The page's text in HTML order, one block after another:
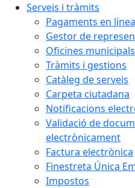
Serveis i tràmits
Pagaments en línea
Gestor de
Oficines municipals
Tràmits i gestions
Catàleg de serveis
Carpeta ciutadana
Notificacions
Validació de
electrònicament
Factura electrònica
Finestreta Única
Impostos